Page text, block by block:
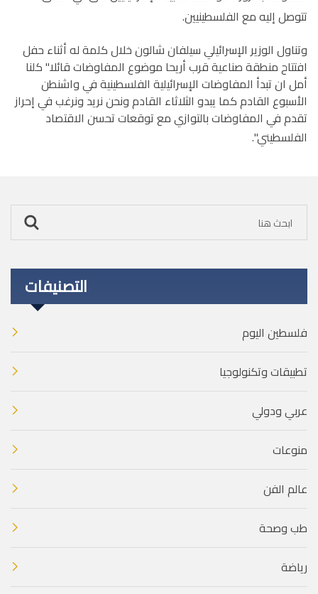
تتوصل إليه مع الفلسطينيين.
وتناول الوزير الإسرائيلي سيلفان شالون خلال كلمة له أثناء حفل
افتتاح منطقة صناعية قرب أريحا موضوع المفاوضات قائلا" كلنا
أمل ان تبدأ المفاوضات الإسرائيلية الفلسطينية في واشنطن
الأسبوع القادم كما يبدو الثلاثاء القادم ونحن نريد ونرغب في إحراز
تقدم في المفاوضات بالتوازي مع توقعات تحسن الاقتصاد
الفلسطيني".
التصنيفات
فلسطين اليوم
تطبيقات وتكنولوجيا
عربي ودولي
منوعات
عالم الفن
طب وصحة
رياضة